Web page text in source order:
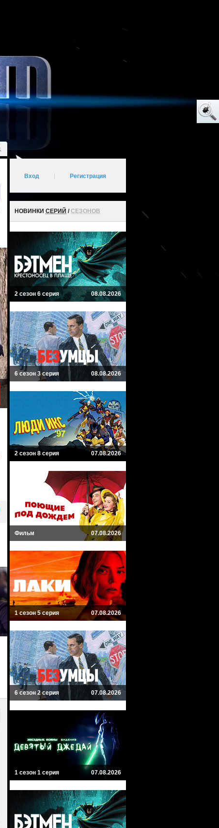
Вход Регистрация
НОВИНКИ СЕРИЙ /СЕЗОНОВ
2 сезон 6 серия 08.08.2026
6 сезон 3 серия 08.08.2026
2 сезон 8 серия 07.08.2026
Фильм 07.08.2026
1 сезон 5 серия 07.08.2026
6 сезон 2 серия 07.08.2026
1 сезон 1 серия 07.08.2026